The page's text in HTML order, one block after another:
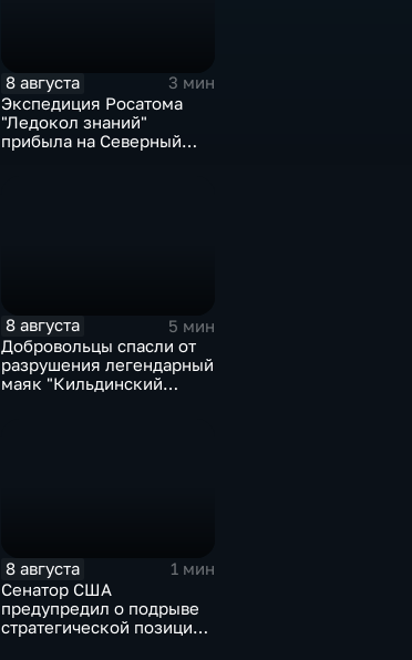
8 августа
3 мин
Экспедиция Росатома
"Ледокол знаний"
прибыла на Северный
8 августа
5 мин
Добровольцы спасли от
разрушения легендарный
маяк "Кильдинский
8 августа
1 мин
Сенатор США
предупредил о подрыве
стратегической позиции